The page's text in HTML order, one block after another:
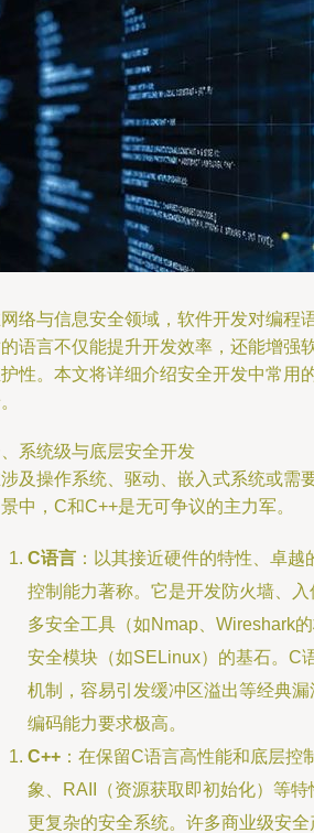
络与信息安全领域，软件开发对编程
语言不仅能提升开发效率，还能增强
性。本文将详细介绍安全开发中常用
系统级与底层安全开发
及操作系统、驱动、嵌入式系统或需
中，C和C++是无可争议的主力军。
C语言 ：以其接近硬件的特性、卓
控制能力著称。它是开发防火墙、
多安全工具（如Nmap、Wireshark
安全模块（如SELinux）的基石。C
机制，容易引发缓冲区溢出等经典
编码能力要求极高。
C++ ：在保留C语言高性能和底层控
象、RAII（资源获取即初始化）等
更复杂的安全系统。许多商业级安